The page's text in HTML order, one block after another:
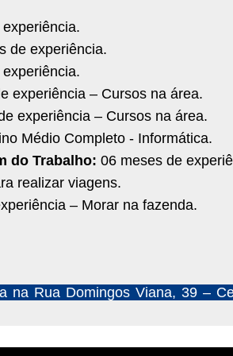
de experiência.
experiência – Cursos na área.
experiência – Cursos na área.
Médio Completo - Informática.
do Trabalho:06 meses de
realizar viagens.
– Morar na fazenda.
na Rua Domingos Viana, 39 –